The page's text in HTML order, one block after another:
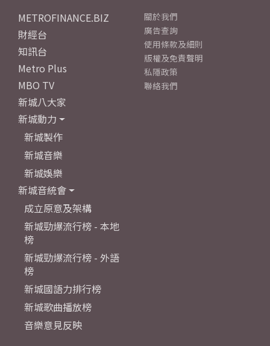
METROFINANCE.BIZ
財經台
知訊台
Metro Plus
MBO TV
新城八大家
新城動力
新城製作
新城音樂
新城娛樂
新城音統會
成立原意及架構
新城勁爆流行榜 - 本地
榜
新城勁爆流行榜 - 外語
榜
新城國語力排行榜
新城歌曲播放榜
音樂意見反映
關於我們
廣告查詢
使用條款及細則
版權及免責聲明
私隱政策
聯絡我們